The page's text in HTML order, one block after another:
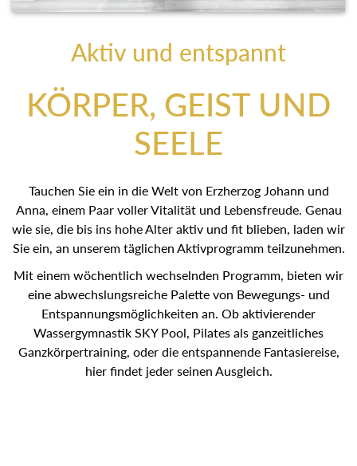
Aktiv und entspannt
KÖRPER, GEIST UND
SEELE
Tauchen Sie ein in die Welt von Erzherzog Johann und
Anna, einem Paar voller Vitalität und Lebensfreude. Genau
wie sie, die bis ins hohe Alter aktiv und fit blieben, laden
wir Sie ein, an unserem täglichen Aktivprogramm
Mit einem wöchentlich wechselnden Programm, bieten wir
eine abwechslungsreiche Palette von Bewegungs- und
Entspannungsmöglichkeiten an. Ob aktivierender
Wassergymnastik SKY Pool, Pilates als ganzeitliches
Ganzkörpertraining, oder die entspannende Fantasiereise,